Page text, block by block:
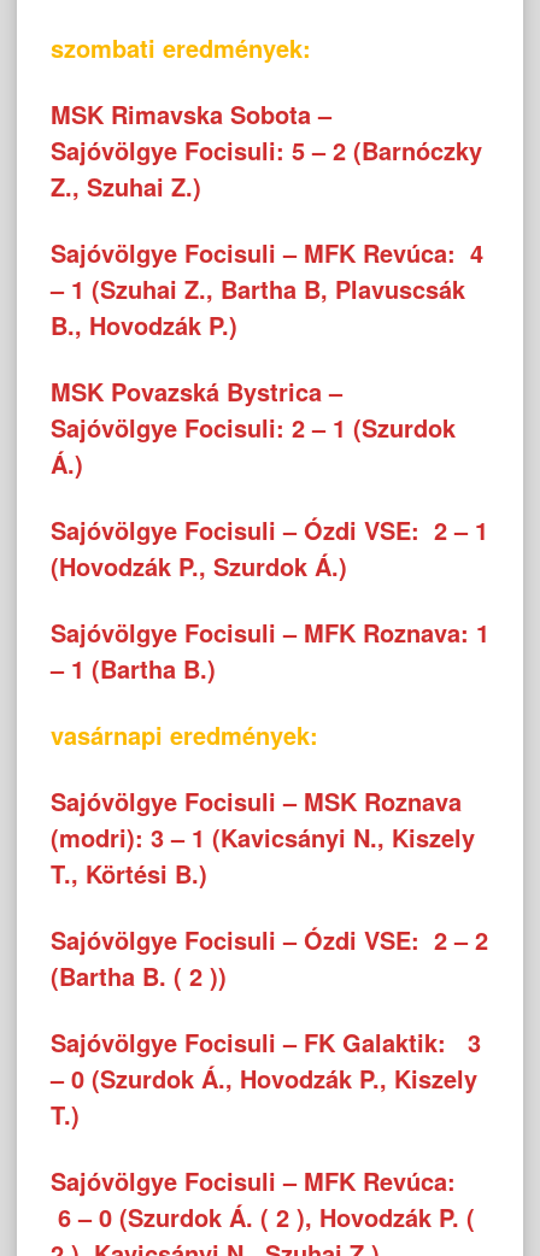
szombati eredmények:
MSK Rimavska Sobota –
Sajóvölgye Focisuli: 5 – 2 (Barnóczky
Z., Szuhai Z.)
Sajóvölgye Focisuli – MFK Revúca: 4
– 1 (Szuhai Z., Bartha B, Plavuscsák
B., Hovodzák P.)
MSK Povazská Bystrica –
Sajóvölgye Focisuli: 2 – 1 (Szurdok
Á.)
Sajóvölgye Focisuli – Ózdi VSE: 2 – 1
(Hovodzák P., Szurdok Á.)
Sajóvölgye Focisuli – MFK Roznava: 1
– 1 (Bartha B.)
vasárnapi eredmények:
Sajóvölgye Focisuli – MSK Roznava
(modri): 3 – 1 (Kavicsányi N., Kiszely
T., Körtési B.)
Sajóvölgye Focisuli – Ózdi VSE: 2 – 2
(Bartha B. ( 2 ))
Sajóvölgye Focisuli – FK Galaktik: 3
– 0 (Szurdok Á., Hovodzák P., Kiszely
T.)
Sajóvölgye Focisuli – MFK Revúca:
6 – 0 (Szurdok Á. ( 2 ), Hovodzák P. (